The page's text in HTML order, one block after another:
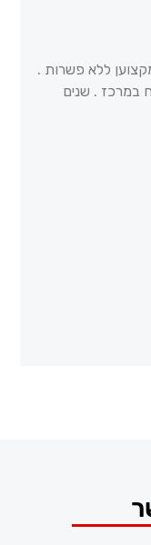
ללא פשרות .
במרכז . שנים